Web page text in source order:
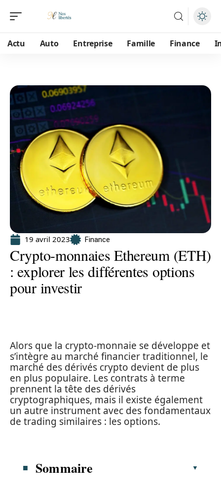
Actu Auto Entreprise Famille Finance
19 avril 2023 Finance
Crypto-monnaies Ethereum (ETH)
: explorer les différentes options
pour investir
Alors que la crypto-monnaie se développe et
s’intègre au marché financier traditionnel, le
marché des dérivés crypto devient de plus
en plus populaire. Les contrats à terme
prennent la tête des dérivés
cryptographiques, mais il existe également
un autre instrument avec des fondamentaux
de trading similaires : les options.
Sommaire